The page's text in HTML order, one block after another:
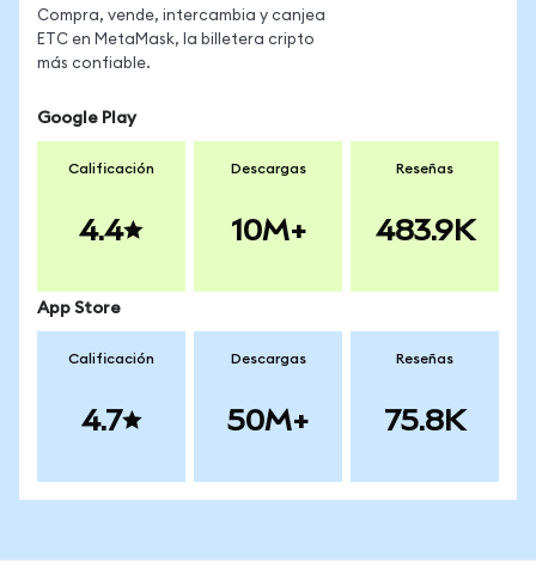
Compra, vende, intercambia y canjea
ETC en MetaMask, la billetera cripto
más confiable.
Google Play
Calificación
4.4
Descargas
10M+
Reseñas
483.9K
App Store
Calificación
4.7
Descargas
50M+
Reseñas
75.8K